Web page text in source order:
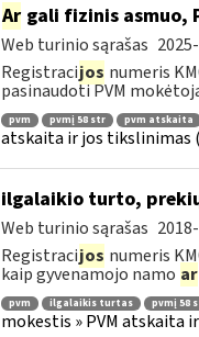
Argali fizinis asmuo,
Web turinio sąrašas
Registracijos numeris
pasinaudoti PVM
pvm pvmį 58 str pvm atskaita
atskaita ir jos tikslinimas
ilgalaikio turto,
Web turinio sąrašas
Registracijos numeris
kaip gyvenamojo namo ar
pvm ilgalaikis turtas pvmį 58
mokestis » PVM atskaita